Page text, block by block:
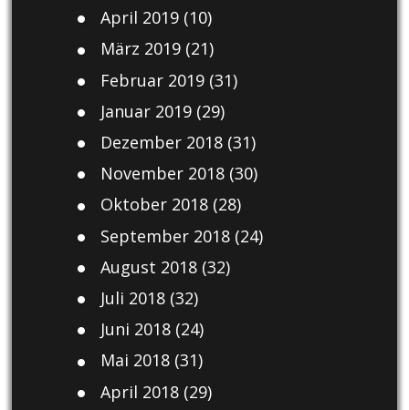
April 2019(10)
März 2019(21)
Februar 2019(31)
Januar 2019(29)
Dezember 2018(31)
November 2018(30)
Oktober 2018(28)
September 2018(24)
August 2018(32)
Juli 2018(32)
Juni 2018(24)
Mai 2018(31)
April 2018(29)